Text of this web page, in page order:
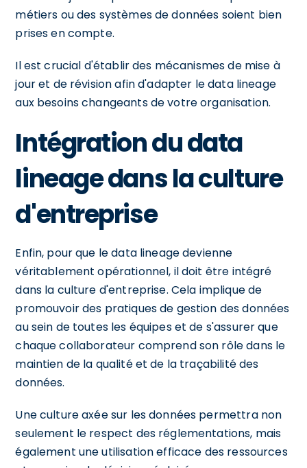
métiers ou des systèmes de données soient bien
prises en compte.
Il est crucial d'établir des mécanismes de mise à
jour et de révision afin d'adapter le data lineage
aux besoins changeants de votre organisation.
Intégration du data
lineage dans la culture
d'entreprise
Enfin, pour que le data lineage devienne
véritablement opérationnel, il doit être intégré
dans la culture d'entreprise. Cela implique de
promouvoir des pratiques de gestion des données
au sein de toutes les équipes et de s'assurer que
chaque collaborateur comprend son rôle dans le
maintien de la qualité et de la traçabilité des
données.
Une culture axée sur les données permettra non
seulement le respect des réglementations, mais
également une utilisation efficace des ressources